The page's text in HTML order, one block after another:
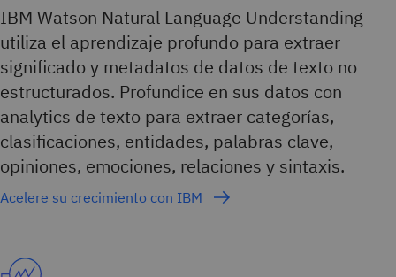
IBM Watson Natural Language Understanding
utiliza el aprendizaje profundo para extraer
significado y metadatos de datos de texto no
estructurados. Profundice en sus datos con
analytics de texto para extraer categorías,
clasificaciones, entidades, palabras clave,
opiniones, emociones, relaciones y sintaxis.
Acelere su crecimiento con IBM